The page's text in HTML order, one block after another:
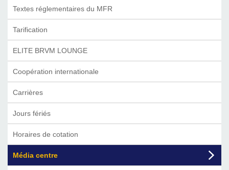
Textes réglementaires du MFR
Tarification
ELITE BRVM LOUNGE
Coopération internationale
Carrières
Jours fériés
Horaires de cotation
Média centre